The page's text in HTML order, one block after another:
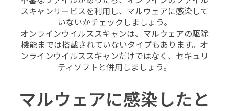
スキャンサービスを利用し、マルウェアに感染して
いないかチェックしましょう。
オンラインウイルススキャンは、マルウェアの駆除
機能までは搭載されていないタイプもあります。オ
ンラインウイルススキャンだけではなく、セキュリ
ティソフトと併用しましょう。
マルウェアに感染したと